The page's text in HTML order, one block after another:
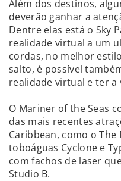
Além dos destinos,
deverão ganhar a
Dentre elas está o Sky
realidade virtual a um
cordas, no melhor
salto, é possível
realidade virtual e ter a
O Mariner of the Seas
das mais recentes
Caribbean, como o
toboáguas Cyclone e
com fachos de laser
Studio B.